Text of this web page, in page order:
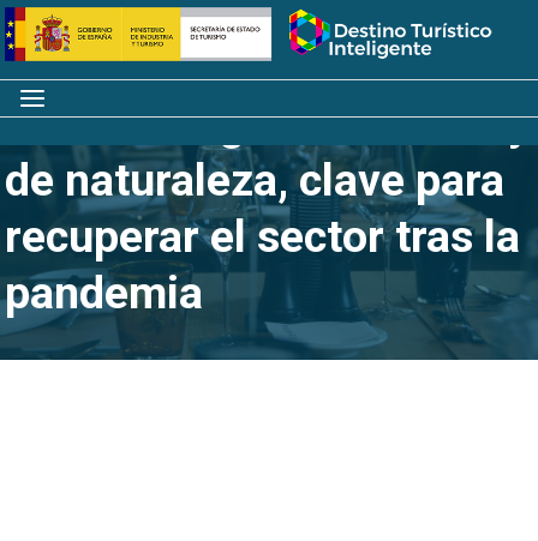
Saltar
al
contenido
Inicio
Menú
El turismo gastronómico y
de naturaleza, clave para
recuperar el sector tras la
pandemia